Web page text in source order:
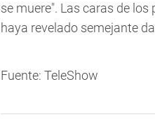
se muere". Las caras de
haya revelado semejante
Fuente: TeleShow